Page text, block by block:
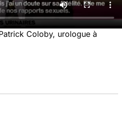
Coloby, urologue à